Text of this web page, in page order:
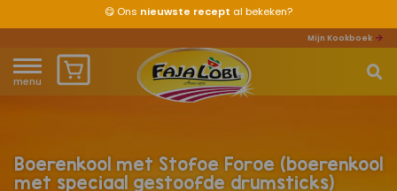
😋 Ons nieuwste recept al bekeken?
Mijn Kookboek
menu
Waar ben je naar op zoek?
Home
Over ons
Boerenkool met Stofoe Foroe (boerenkool
met speciaal gestoofde drumsticks)